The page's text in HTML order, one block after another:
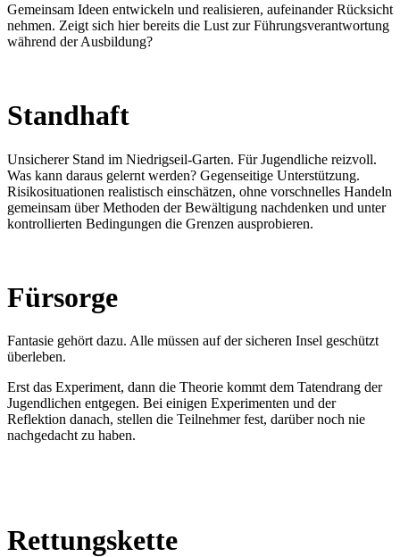
Gemeinsam Ideen entwickeln und realisieren, aufeinander Rücksicht
nehmen. Zeigt sich hier bereits die Lust zur Führungsverantwortung
während der Ausbildung?
Standhaft
Unsicherer Stand im Niedrigseil-Garten. Für Jugendliche reizvoll.
Was kann daraus gelernt werden? Gegenseitige Unterstützung.
Risikosituationen realistisch einschätzen, ohne vorschnelles Handeln
gemeinsam über Methoden der Bewältigung nachdenken und unter
kontrollierten Bedingungen die Grenzen ausprobieren.
Fürsorge
Fantasie gehört dazu. Alle müssen auf der sicheren Insel geschützt
überleben.
Erst das Experiment, dann die Theorie kommt dem Tatendrang der
Jugendlichen entgegen. Bei einigen Experimenten und der
Reflektion danach, stellen die Teilnehmer fest, darüber noch nie
nachgedacht zu haben.
Rettungskette